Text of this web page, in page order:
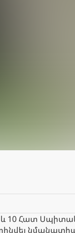
Հատ Սպիտակ